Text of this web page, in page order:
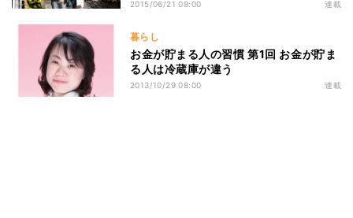
ワケ
2015/06/21 09:00 連載
暮らし
お金が貯まる人の習慣 第1回 お金が貯ま
る人は冷蔵庫が違う
2013/10/29 08:00 連載